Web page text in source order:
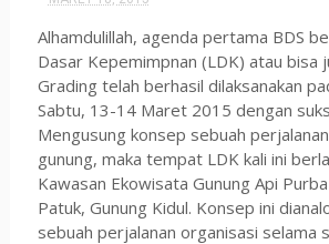
Alhamdulillah, agenda pertama BDS
Dasar Kepemimpnan (LDK) atau bisa
Grading telah berhasil dilaksanakan
Sabtu, 13-14 Maret 2015 dengan
Mengusung konsep sebuah
gunung, maka tempat LDK kali ini
Kawasan Ekowisata Gunung Api
Patuk, Gunung Kidul. Konsep ini
sebuah perjalanan organisasi selama